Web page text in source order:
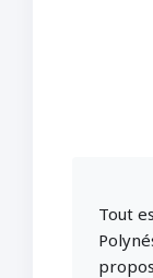
Tout